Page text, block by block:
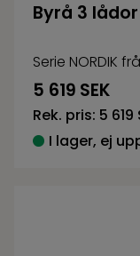
Byrå 3
Serie NORDIK
5 619 SEK
Rek. pris: 5 619
I lager, ej